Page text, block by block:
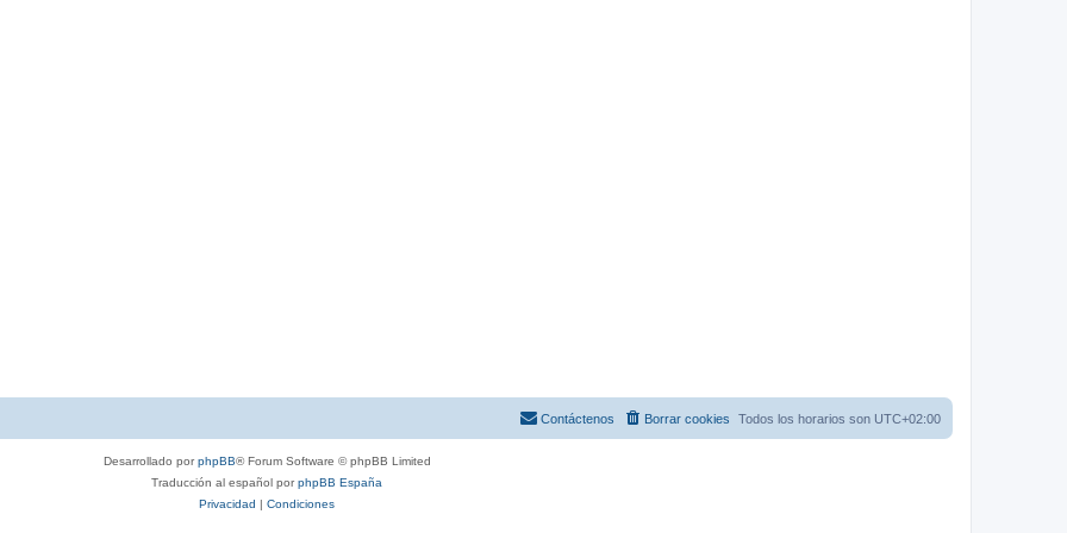
Todos los horarios son UTC+02:00
Borrar cookies
Contáctenos
Desarrollado porphpBB® Forum Software © phpBB Limited
Traducción al español porphpBB España
Privacidad | Condiciones